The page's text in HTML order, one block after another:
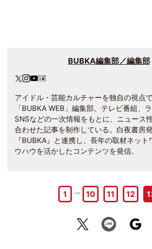
BUBKA編集部／編集部
アイドル・芸能カルチャーを独自の視点
「BUBKA WEB」編集部。テレビ番組、ラ
SNSなどの一次情報をもとに、ニュース
合わせた記事を制作している。白夜書房
『BUBKA』と連携し、長年の取材ネット
ウハウを活かしたコンテンツを発信。
1 … 10 11 12